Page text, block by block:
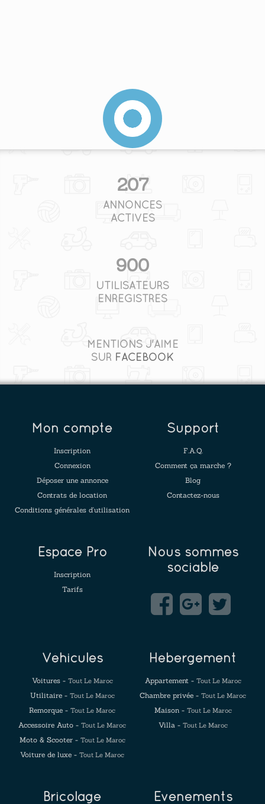
207
ANNONCES
ACTIVES
900
UTILISATEURS
ENREGISTRÉS
MENTIONS J'AIME
SUR FACEBOOK
Mon compte
Inscription
Connexion
Déposer une annonce
Contrats de location
Conditions générales d'utilisation
Support
F.A.Q.
Comment ça marche ?
Blog
Contactez-nous
Espace Pro
Inscription
Tarifs
Nous sommes
sociable
Véhicules
Voitures - Tout Le Maroc
Utilitaire - Tout Le Maroc
Remorque - Tout Le Maroc
Accessoire Auto - Tout Le Maroc
Moto & Scooter - Tout Le Maroc
Voiture de luxe - Tout Le Maroc
Hébergement
Appartement - Tout Le Maroc
Chambre privée - Tout Le Maroc
Maison - Tout Le Maroc
Villa - Tout Le Maroc
Bricolage Evenements